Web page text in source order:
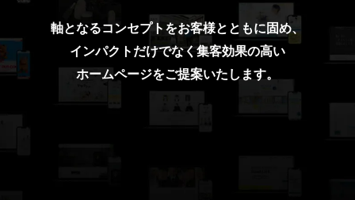
軸となるコンセプトをお客様とともに固め、
インパクトだけでなく集客効果の高い
ホームページをご提案いたします。